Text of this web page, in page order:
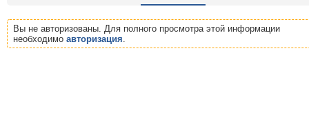
Вы не авторизованы. Для полного просмотра этой информации
необходимо авторизация.